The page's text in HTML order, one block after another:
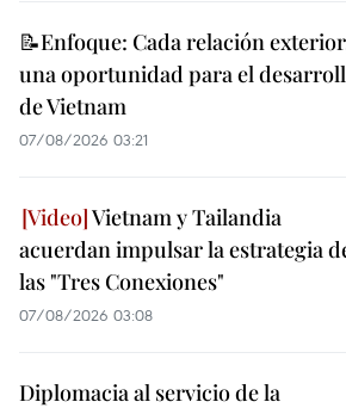
📝Enfoque: Cada relación
una oportunidad para el
de Vietnam
07/08/2026 03:21
Vietnam y Tailandia
acuerdan impulsar la estrategia
las "Tres Conexiones"
07/08/2026 03:08
Diplomacia al servicio de la